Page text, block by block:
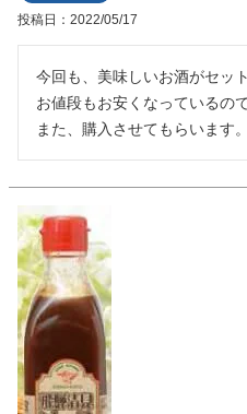
投稿日 2022/05/17
今回も、美味しいお酒がセッ
お値段もお安くなっているの
また、購入させてもらいます。